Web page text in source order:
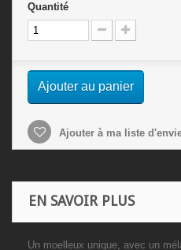
Quantité
Ajouter au panier
Ajouter à ma liste
EN SAVOIR PLUS
Un moelleux unique, avec un